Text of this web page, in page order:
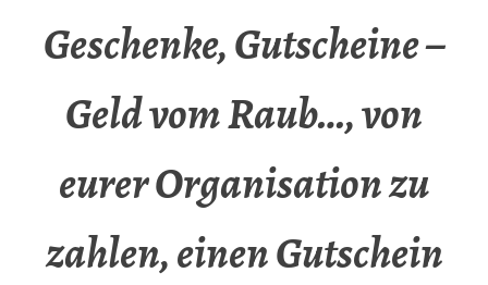
Geschenke, Gutscheine –
Geld vom Raub…, von
eurer Organisation zu
zahlen, einen Gutschein